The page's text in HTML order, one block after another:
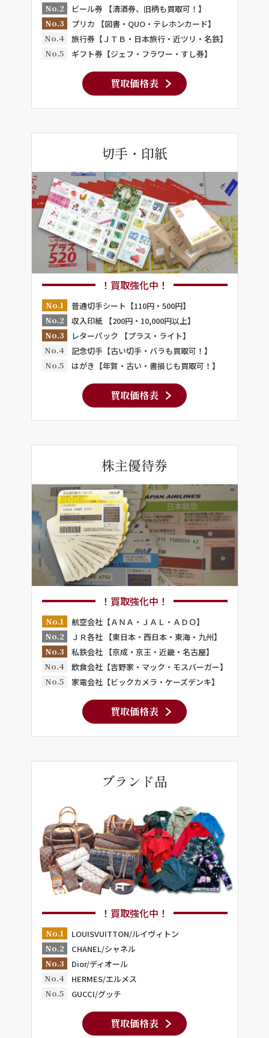
No.2
ビール券 【清酒券、旧柄も買取可！】
No.3
プリカ 【図書・QUO・テレホンカード】
No.4
旅行券【ＪＴＢ・日本旅行・近ツリ・名鉄】
No.5
ギフト券【ジェフ・フラワー・すし券】
買取価格表
切手・印紙
！買取強化中！
No.1
普通切手シート【110円・500円】
No.2
収入印紙 【200円・10,000円以上】
No.3
レターパック 【プラス・ライト】
No.4
記念切手【古い切手・バラも買取可！】
No.5
はがき【年賀・古い・書損じも買取可！】
買取価格表
株主優待券
！買取強化中！
No.1
航空会社【ＡＮＡ・ＪＡＬ・ＡＤＯ】
No.2
ＪＲ各社 【東日本・西日本・東海・九州】
No.3
私鉄会社 【京成・京王・近畿・名古屋】
No.4
飲食会社【吉野家・マック・モスバーガー】
No.5
家電会社【ビックカメラ・ケーズデンキ】
買取価格表
ブランド品
！買取強化中！
No.1
LOUISVUITTON/ルイヴィトン
No.2
CHANEL/シャネル
No.3
Dior/ディオール
No.4
HERMES/エルメス
No.5
GUCCI/グッチ
買取価格表